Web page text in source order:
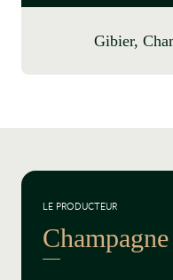
Gibier,
LE PRODUCTEUR